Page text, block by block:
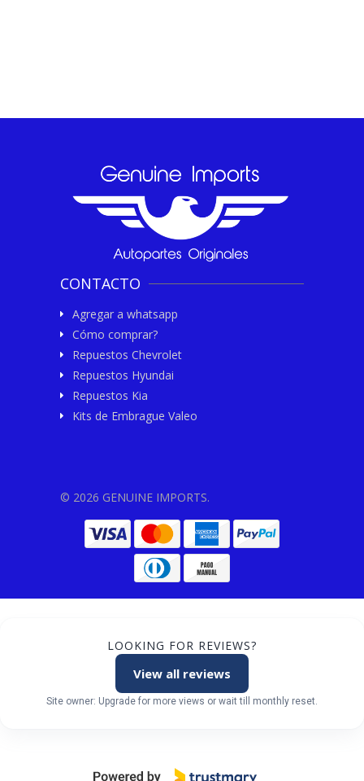
CONTACTO
Agregar a whatsapp
Cómo comprar?
Repuestos Chevrolet
Repuestos Hyundai
Repuestos Kia
Kits de Embrague Valeo
© 2026 GENUINE IMPORTS.
LOOKING FOR REVIEWS?
View all reviews
Site owner: Upgrade for more views or wait till monthly reset.